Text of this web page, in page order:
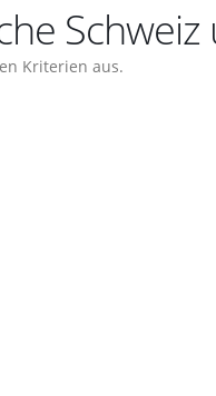
Kriterien aus.